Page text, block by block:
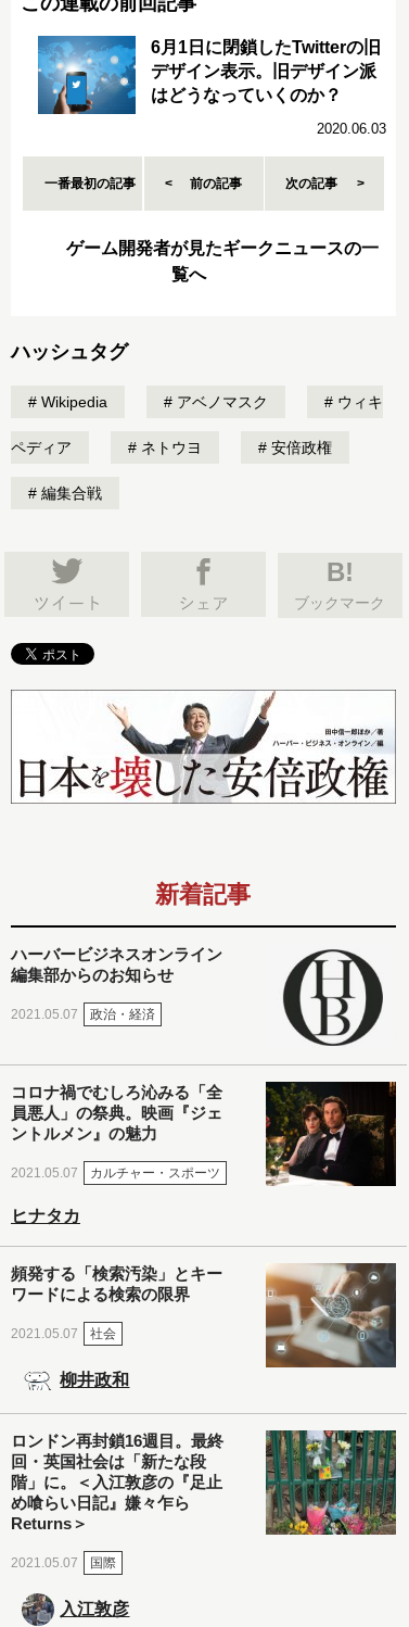
6月1日に閉鎖したTwitterの旧
デザイン表示。旧デザイン派
はどうなっていくのか？
2020.06.03
一番最初の記事 前の記事 次の記事
ゲーム開発者が見たギークニュースの一
覧へ
ハッシュタグ
Wikipedia アベノマスク ウィキ
ペディア ネトウヨ 安倍政権
編集合戦
B!
ブックマーク
新着記事
ハーバービジネスオンライン
編集部からのお知らせ
2021.05.07 政治・経済
コロナ禍でむしろ沁みる「全
員悪人」の祭典。映画『ジェ
ントルメン』の魅力
2021.05.07 カルチャー・スポーツ
ヒナタカ
頻発する「検索汚染」とキー
ワードによる検索の限界
2021.05.07 社会
柳井政和
ロンドン再封鎖16週目。最終
回・英国社会は「新たな段
階」に。＜入江敦彦の『足止
め喰らい日記』嫌々乍ら
Returns＞
2021.05.07 国際
入江敦彦